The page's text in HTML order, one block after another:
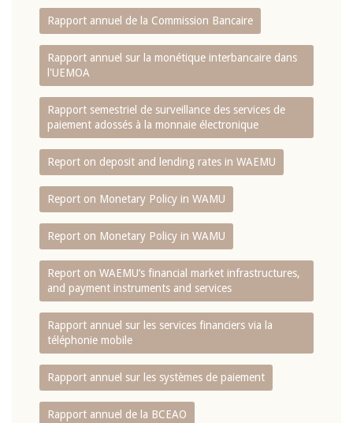
Rapport annuel de la Commission Bancaire
Rapport annuel sur la monétique interbancaire dans
l'UEMOA
Rapport semestriel de surveillance des services de
paiement adossés à la monnaie électronique
Report on deposit and lending rates in WAEMU
Report on Monetary Policy in WAMU
Report on Monetary Policy in WAMU
Report on WAEMU’s financial market infrastructures,
and payment instruments and services
Rapport annuel sur les services financiers via la
téléphonie mobile
Rapport annuel sur les systèmes de paiement
Rapport annuel de la BCEAO